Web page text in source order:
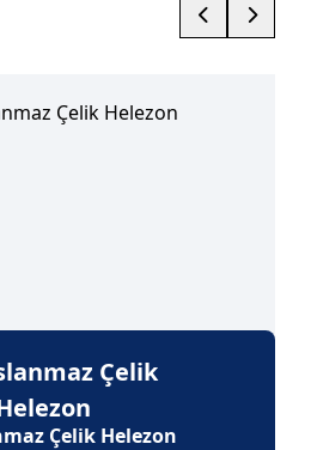
Çelik
Çelik Helezon